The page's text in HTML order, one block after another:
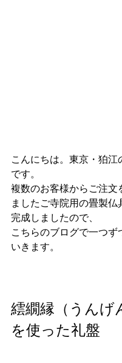
こんにちは。東京・狛江
です。
複数のお客様からご注文
ましたご寺院用の畳製仏
完成しましたので、
こちらのブログで一つず
いきます。
繧繝縁（うんげ
を使った礼盤